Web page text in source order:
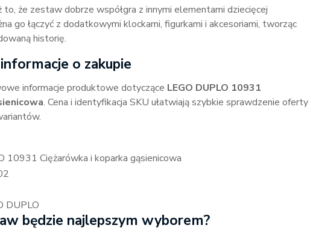
że zestaw dobrze współgra z innymi elementami dziecięcej
go łączyć z dodatkowymi klockami, figurkami i akcesoriami, tworząc
historię.
o zakupie
informacje produktowe dotyczące LEGO DUPLO 10931
. Cena i identyfikacja SKU ułatwiają szybkie sprawdzenie oferty
10931 Ciężarówka i koparka gąsienicowa
DUPLO
będzie najlepszym wyborem?